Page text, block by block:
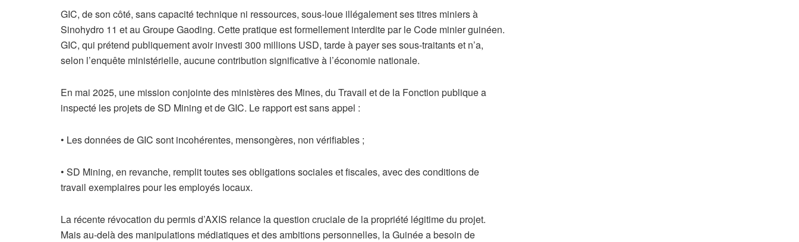
GIC, de son côté, sans capacité technique ni ressources, sous-loue illégalement ses titres miniers à
Sinohydro 11 et au Groupe Gaoding. Cette pratique est formellement interdite par le Code minier guinéen.
GIC, qui prétend publiquement avoir investi 300 millions USD, tarde à payer ses sous-traitants et n’a,
selon l’enquête ministérielle, aucune contribution significative à l’économie nationale.
En mai 2025, une mission conjointe des ministères des Mines, du Travail et de la Fonction publique a
inspecté les projets de SD Mining et de GIC. Le rapport est sans appel :
• Les données de GIC sont incohérentes, mensongères, non vérifiables ;
• SD Mining, en revanche, remplit toutes ses obligations sociales et fiscales, avec des conditions de
travail exemplaires pour les employés locaux.
La récente révocation du permis d’AXIS relance la question cruciale de la propriété légitime du projet.
Mais au-delà des manipulations médiatiques et des ambitions personnelles, la Guinée a besoin de